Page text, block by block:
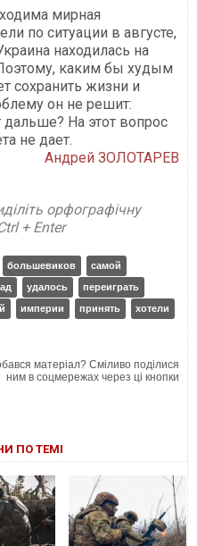
мирная
по ситуации в августе,
находилась на
каким бы худым
сохранить жизни и
он не решит:
дальше? На этот вопрос
не дает.
Андрей ЗОЛОТАРЕВ
орфографічну
+ Enter
большевиков
самой
удалось
переиграть
империи принять
хотели
матеріал? Сміливо поділися
ним в соцмережах через ці кнопки
ПО ТЕМІ